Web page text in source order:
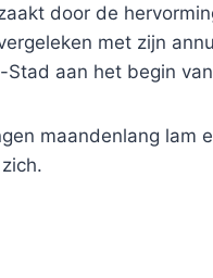
door de
met zijn
aan het begin
maandenlang lam